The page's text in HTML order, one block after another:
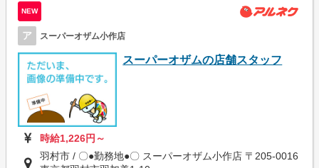
NEW
ア スーパーオザム小作店
スーパーオザムの店舗スタッフ
時給1,226円～
羽村市 / 〇●勤務地●〇 スーパーオザム小作店 〒205-0016